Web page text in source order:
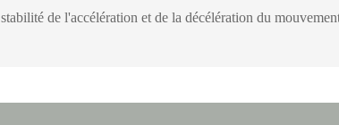
stabilité de l'accélération et de la décélération du